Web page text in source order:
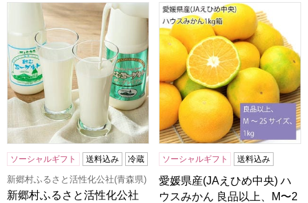
新郷村ふるさと活性化公社(青森県) 飲むヨーグルトスタン
ソーシャルギフト 送料込み 冷蔵
新郷村ふるさと活性化公社(青森県)
新郷村ふるさと活性化公社
愛媛県産(JAえひめ中央) ハ
ソーシャルギフト 送料込み
愛媛県産(JAえひめ中央) ハ
ウスみかん 良品以上、M〜2